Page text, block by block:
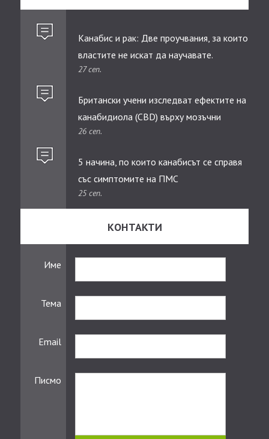
Канабис и рак: Две проучвания, за които
властите не искат да научавате.
27 сеп.
Британски учени изследват ефектите на
канабидиолa (CBD) върху мозъчни
тумори при деца
26 сеп.
5 начина, по които канабисът се справя
със симптомите на ПМС
25 сеп.
КОНТАКТИ
Име
Тема
Email
Писмо